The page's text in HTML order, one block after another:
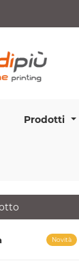
Prodotti
Novità